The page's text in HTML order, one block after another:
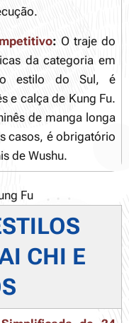
: O traje do
da categoria em
o estilo do Sul, é
e calça de Kung Fu.
de manga longa
casos, é obrigatório
de Wushu.
Fu
CHI E